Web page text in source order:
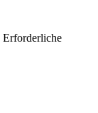
Erforderliche